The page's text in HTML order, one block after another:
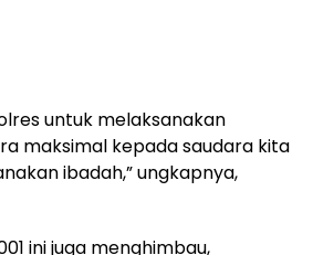
untuk melaksanakan
maksimal kepada saudara kita
ibadah,” ungkapnya,
ini juga menghimbau,